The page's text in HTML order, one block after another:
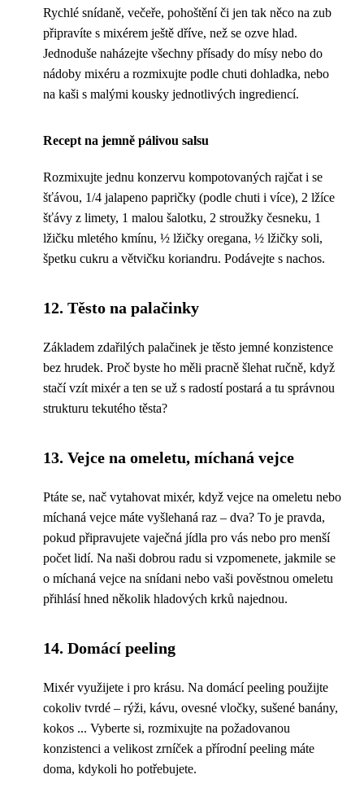
Rychlé snídaně, večeře, pohoštění či jen tak něco na zub
připravíte s mixérem ještě dříve, než se ozve hlad.
Jednoduše naházejte všechny přísady do mísy nebo do
nádoby mixéru a rozmixujte podle chuti dohladka, nebo
na kaši s malými kousky jednotlivých ingrediencí.
Recept na jemně pálivou salsu
Rozmixujte jednu konzervu kompotovaných rajčat i se
šťávou, 1/4 jalapeno papričky (podle chuti i více), 2 lžíce
šťávy z limety, 1 malou šalotku, 2 stroužky česneku, 1
lžičku mletého kmínu, ½ lžičky oregana, ½ lžičky soli,
špetku cukru a větvičku koriandru. Podávejte s nachos.
12. Těsto na palačinky
Základem zdařilých palačinek je těsto jemné konzistence
bez hrudek. Proč byste ho měli pracně šlehat ručně, když
stačí vzít mixér a ten se už s radostí postará a tu správnou
strukturu tekutého těsta?
13. Vejce na omeletu, míchaná vejce
Ptáte se, nač vytahovat mixér, když vejce na omeletu nebo
míchaná vejce máte vyšlehaná raz – dva? To je pravda,
pokud připravujete vaječná jídla pro vás nebo pro menší
počet lidí. Na naši dobrou radu si vzpomenete, jakmile se
o míchaná vejce na snídani nebo vaši pověstnou omeletu
přihlásí hned několik hladových krků najednou.
14. Domácí peeling
Mixér využijete i pro krásu. Na domácí peeling použijte
cokoliv tvrdé – rýži, kávu, ovesné vločky, sušené banány,
kokos ... Vyberte si, rozmixujte na požadovanou
konzistenci a velikost zrníček a přírodní peeling máte
doma, kdykoli ho potřebujete.